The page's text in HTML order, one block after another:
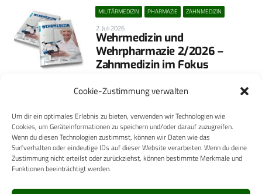
Cookie-Zustimmung verwalten
Um dir ein optimales Erlebnis zu bieten, verwenden wir Technologien wie
Cookies, um Geräteinformationen zu speichern und/oder darauf zuzugreifen.
Wenn du diesen Technologien zustimmst, können wir Daten wie das
Surfverhalten oder eindeutige IDs auf dieser Website verarbeiten. Wenn du deine
Zustimmung nicht erteilst oder zurückziehst, können bestimmte Merkmale und
Funktionen beeinträchtigt werden.
MILITÄRMEDIZIN PHARMAZIE ZAHNMEDIZIN
2. Juli 2026
Wehrmedizin und
Wehrpharmazie 2/2026 –
Zahnmedizin im Fokus
Von moderner Militärzahnmedizin über
Sanitätsdienstliche
Einsatzunterstützung bis zum
Interview mit Generalarzt Dr. Bruno
Most: Die neue Ausgabe der